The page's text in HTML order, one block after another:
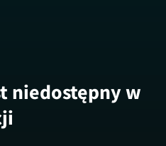
niedostępny w